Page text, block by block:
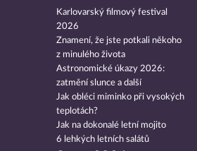
Karlovarský filmový festival
2026
Znamení, že jste potkali někoho
z minulého života
Astronomické úkazy 2026:
zatmění slunce a další
Jak obléci miminko při vysokých
teplotách?
Jak na dokonalé letní mojito
6 lehkých letních salátů